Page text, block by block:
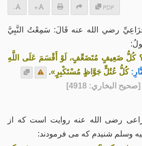
PDF
+
-
رضي الله عنه قَالَ: سَمِعْتُ النَّبِيَّ
كُلُّ ضَعِيفٍ مُتَضَعِّفٍ، لَوْ أَقْسَمَ عَلَى اللَّهِ
كُلُّ عُتُلٍّ جَوَّاظٍ مُسْتَكْبِرٍ».
البخاري: 4918]
رضی الله عنه روایت است که از
وسلم شنیدم که می فرمودند: